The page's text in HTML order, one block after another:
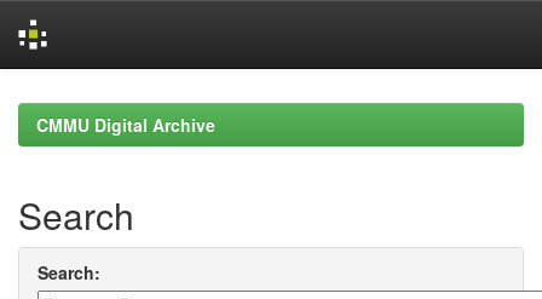
navigationCMMU Digital Archive
Search
Search: